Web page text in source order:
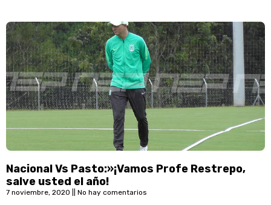
Nacional Vs Pasto:»¡Vamos Profe Restrepo,
salve usted el año!
7 noviembre, 2020 No hay comentarios